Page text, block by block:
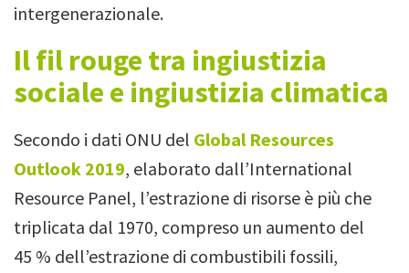
intergenerazionale.
Il fil rouge tra ingiustizia
sociale e ingiustizia climatica
Secondo i dati ONU del Global Resources
Outlook 2019, elaborato dall’International
Resource Panel, l’estrazione di risorse è più che
triplicata dal 1970, compreso un aumento del
45 % dell’estrazione di combustibili fossili,